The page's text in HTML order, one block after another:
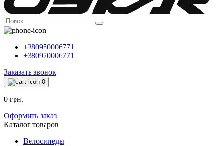
+380950006771
+380970006771
Заказать звонок
0
0 грн.
Оформить заказ
Каталог товаров
Велосипеды